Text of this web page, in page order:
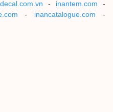
- inantem.com -
- inancatalogue.com -